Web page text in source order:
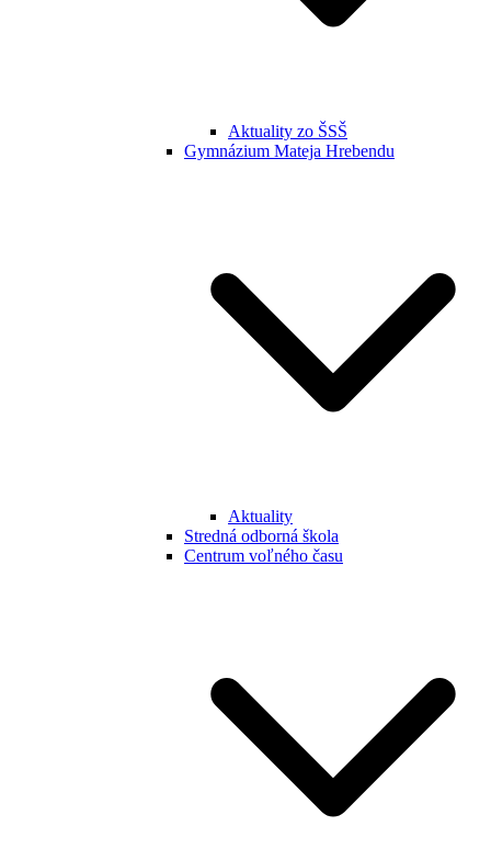
Aktuality zo ŠSŠ
Gymnázium Mateja Hrebendu
Aktuality
Stredná odborná škola
Centrum voľného času